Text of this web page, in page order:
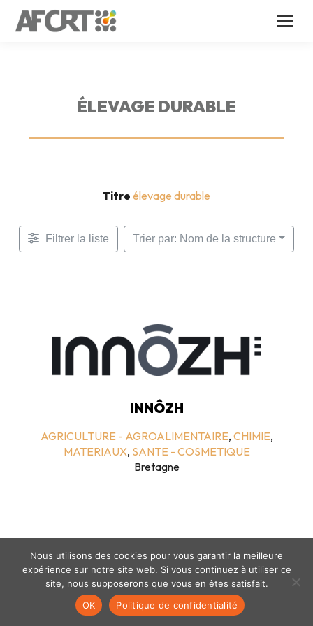
ÉLEVAGE DURABLE
Titre élevage durable
Filtrer la liste Trier par: Nom de la structure
INNÔZH
AGRICULTURE - AGROALIMENTAIRE, CHIMIE,
MATERIAUX, SANTE - COSMETIQUE
Bretagne
Mentions légales - politique de confidentialité
Nous utilisons des cookies pour vous garantir la meilleure
expérience sur notre site web. Si vous continuez à utiliser ce
site, nous supposerons que vous en êtes satisfait.
OK
Politique de confidentialité